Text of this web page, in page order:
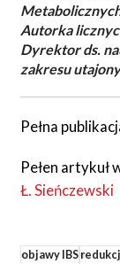
Autorka
Dyrektor ds.
zakresu
Pełna
Pełen artykuł
Ł. Sieńczewski
objawy IBS